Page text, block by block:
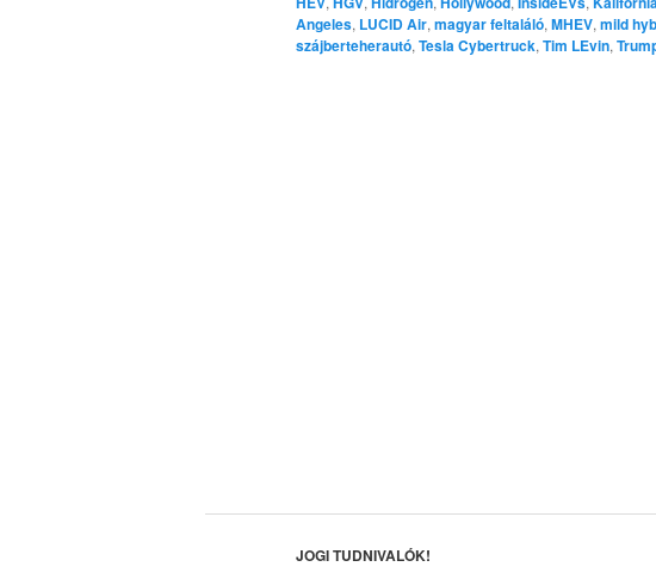
Angeles, LUCID Air, magyar feltaláló, MHEV, mild
szájberteherautó, Tesla Cybertruck, Tim LEvin,
JOGI TUDNIVALÓK!